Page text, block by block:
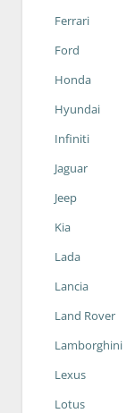
Ferrari
Ford
Honda
Hyundai
Infiniti
Jaguar
Jeep
Kia
Lada
Lancia
Land Rover
Lamborghini
Lexus
Lotus